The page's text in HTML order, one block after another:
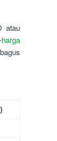
atau
harga